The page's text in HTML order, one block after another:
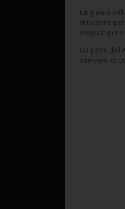
La gravità
situazione
indignati per il
Da parte
interventi di